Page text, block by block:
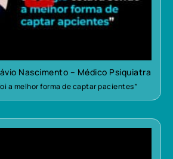
Nascimento – Médico Psiquiatra
a melhor forma de captar pacientes”